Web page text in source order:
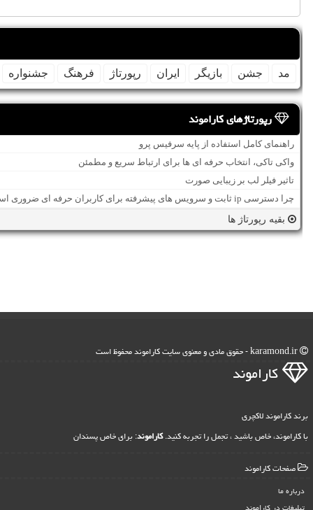
مد جشن بازیگر ایران رپورتاژ فرهنگ جشنواره
رپورتاژهای کاراموند
راهنمای کامل استفاده از پایه سرفیس پرو
واکی تاکی، انتخاب حرفه ای ها برای ارتباط سریع و مطمئن
تاثیر فیلر لب بر زیبایی صورت
چرا دسترسی ip ثابت و سرویس های پیشرفته برای کاربران حرفه ای ضروری است؟
بقیه رپورتاژ ها
كاراموند
برند کاراموند لاکچری
با کاراموند، خاص باشید ، تجمل را تجربه کنید.کاراموند: برای خاص پسندان
صفحات كاراموند
درباره ما